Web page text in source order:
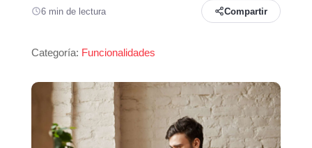
6 min de lectura Compartir
Categoría: Funcionalidades